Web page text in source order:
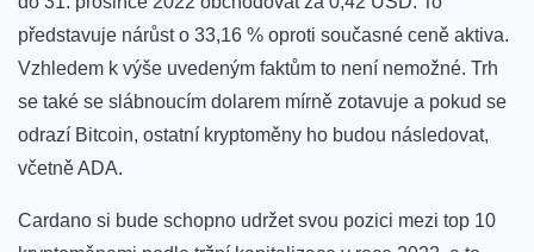
představuje nárůst o 33,16 % oproti současné ceně aktiva.
Vzhledem k výše uvedeným faktům to není nemožné. Trh
se také se slábnoucím dolarem mírně zotavuje a pokud se
odrazí Bitcoin, ostatní kryptoměny ho budou následovat,
včetně ADA.
Cardano si bude schopno udržet svou pozici mezi top 10